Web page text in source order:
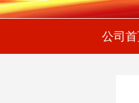
公司